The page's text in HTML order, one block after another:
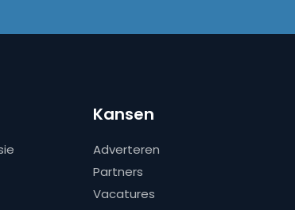
Kansen
Adverteren
Partners
Vacatures